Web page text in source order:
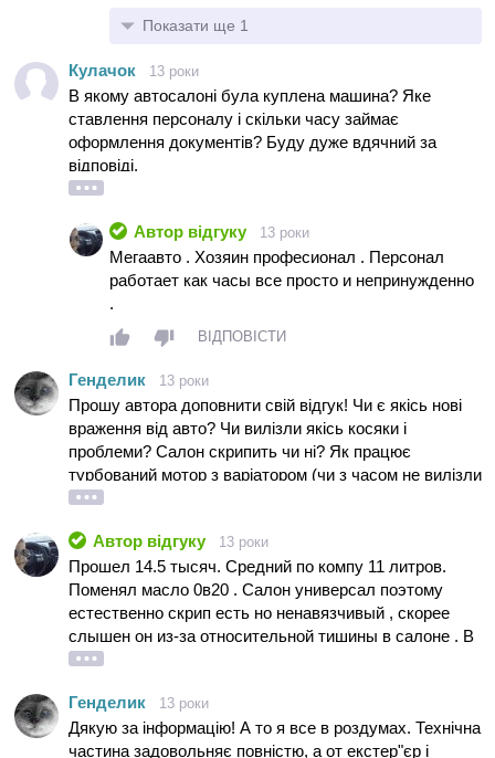
Показати ще 1
Кулачок 13 роки
В якому автосалоні була куплена машина? Яке
ставлення персоналу і скільки часу займає
оформлення документів? Буду дуже вдячний за
відповіді.
Автор відгуку 13 роки
Мегаавто . Хозяин професионал . Персонал
работает как часы все просто и непринужденно
.
ВІДПОВІСТИ
Генделик 13 роки
Прошу автора доповнити свій відгук! Чи є якісь нові
враження від авто? Чи вилізли якісь косяки і
проблеми? Салон скрипить чи ні? Як працює
турбований мотор з варіатором (чи з часом не вилізли
якісь нюанси)? Що варто в машині доробляти?
Автор відгуку
13 роки
Прошел 14.5 тысяч. Средний по компу 11 литров.
Поменял масло 0в20 . Салон универсал поэтому
естественно скрип есть но ненавязчивый , скорее
слышен он из-за относительной тишины в салоне . В
остальном пока все отлично многие переоценивают
владельцы дорогих авто. Так что своего рода я еще и
ходячая реклама. Реально авто радует . Управление
и динамика на высоте . Чуть выше резину по нашим
Генделик 13 роки
Дякую за інформацію! А то я все в роздумах. Технічна
частина задовольняє повністю, а от екстер"єр і